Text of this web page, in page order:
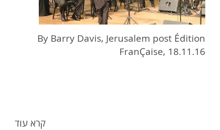
By Barry Davis, Jerusalem post Édition
FranÇaise, 18.11.16
קרא עוד